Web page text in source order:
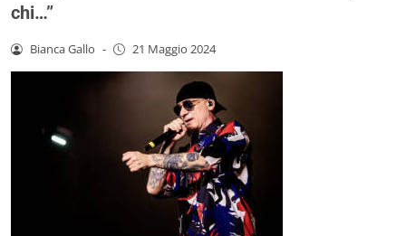
chi…”
Bianca Gallo - 21 Maggio 2024